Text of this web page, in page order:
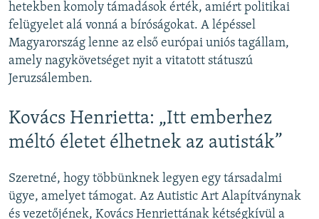
hetekben komoly támadások érték, amiért politikai
felügyelet alá vonná a bíróságokat. A lépéssel
Magyarország lenne az első európai uniós tagállam,
amely nagykövetséget nyit a vitatott státuszú
Jeruzsálemben.
Kovács Henrietta: „Itt emberhez
méltó életet élhetnek az autisták”
Szeretné, hogy többünknek legyen egy társadalmi
ügye, amelyet támogat. Az Autistic Art Alapítványnak
és vezetőjének, Kovács Henriettának kétségkívül a